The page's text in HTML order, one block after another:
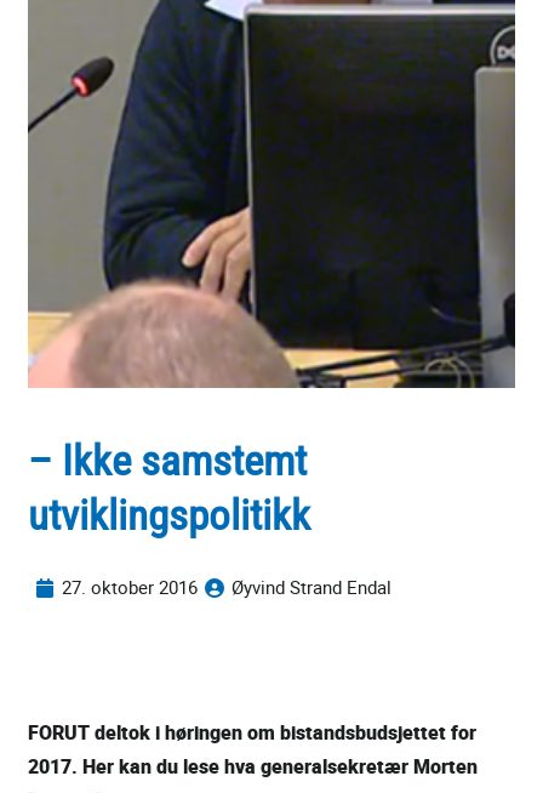
– Ikke samstemt
utviklingspolitikk
27. oktober 2016 Øyvind Strand Endal
FORUT deltok i høringen om bistandsbudsjettet for
2017. Her kan du lese hva generalsekretær Morten